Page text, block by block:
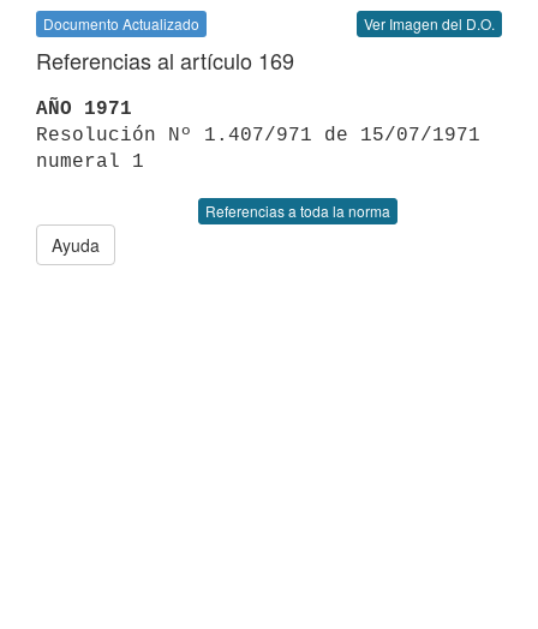
Documento Actualizado Ver Imagen del D.O.
Referencias al artículo 169
AÑO 1971
Resolución Nº 1.407/971 de 15/07/1971
Referencias a toda la norma
Ayuda